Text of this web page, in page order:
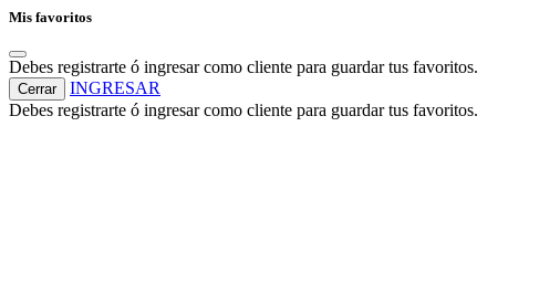
Mis favoritos
Debes registrarte ó ingresar como cliente para guardar tus favoritos.
Cerrar
INGRESAR
Debes registrarte ó ingresar como cliente para guardar tus favoritos.